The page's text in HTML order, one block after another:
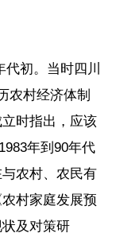
初。当时四川
农村经济体制
时指出，应该
年到90年代
农村、农民有
村家庭发展预
及对策研